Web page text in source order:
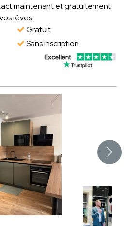
maintenant et gratuitement
rêves.
Gratuit
Sans inscription